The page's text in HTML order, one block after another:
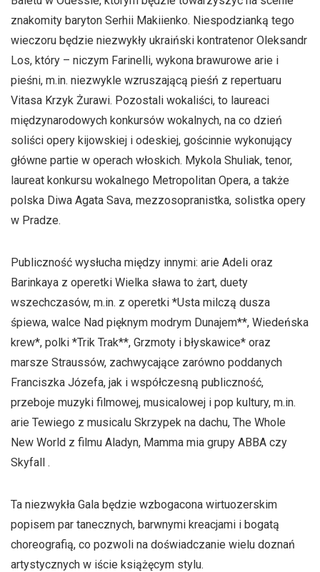
znakomity baryton Serhii Makiienko. Niespodzianką tego
wieczoru będzie niezwykły ukraiński kontratenor Oleksandr
Los, który – niczym Farinelli, wykona brawurowe arie i
pieśni, m.in. niezwykle wzruszającą pieśń z repertuaru
Vitasa Krzyk Żurawi. Pozostali wokaliści, to laureaci
międzynarodowych konkursów wokalnych, na co dzień
soliści opery kijowskiej i odeskiej, gościnnie wykonujący
główne partie w operach włoskich. Mykola Shuliak, tenor,
laureat konkursu wokalnego Metropolitan Opera, a także
polska Diwa Agata Sava, mezzosopranistka, solistka opery
w Pradze.
Publiczność wysłucha między innymi: arie Adeli oraz
Barinkaya z operetki Wielka sława to żart, duety
wszechczasów, m.in. z operetki *Usta milczą dusza
śpiewa, walce Nad pięknym modrym Dunajem**, Wiedeńska
krew*, polki *Trik Trak**, Grzmoty i błyskawice* oraz
marsze Straussów, zachwycające zarówno poddanych
Franciszka Józefa, jak i współczesną publiczność,
przeboje muzyki filmowej, musicalowej i pop kultury, m.in.
arie Tewiego z musicalu Skrzypek na dachu, The Whole
New World z filmu Aladyn, Mamma mia grupy ABBA czy
Skyfall .
Ta niezwykła Gala będzie wzbogacona wirtuozerskim
popisem par tanecznych, barwnymi kreacjami i bogatą
choreografią, co pozwoli na doświadczanie wielu doznań
artystycznych w iście książęcym stylu.